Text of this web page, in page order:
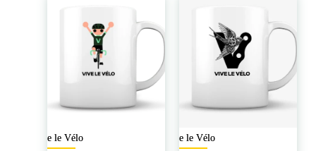
Vive le Vélo Vive le Vélo